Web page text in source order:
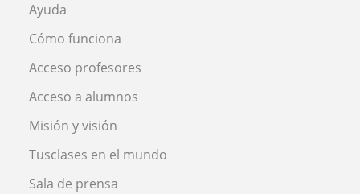
Ayuda
Cómo funciona
Acceso profesores
Acceso a alumnos
Misión y visión
Tusclases en el mundo
Sala de prensa